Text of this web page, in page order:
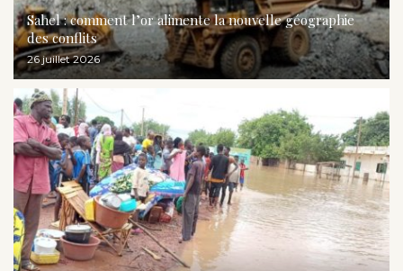
Sahel : comment l’or alimente la nouvelle géographie
des conflits
26 juillet 2026